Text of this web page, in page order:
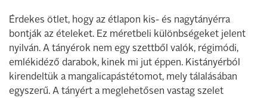
Érdekes ötlet, hogy az étlapon kis- és nagytányérra
bontják az ételeket. Ez méretbeli különbségeket jelent
nyilván. A tányérok nem egy szettből valók, régimódi,
emlékidéző darabok, kinek mi jut éppen. Kistányérból
kirendeltük a mangalicapástétomot, mely tálalásában
egyszerű. A tányért a meglehetősen vastag szelet